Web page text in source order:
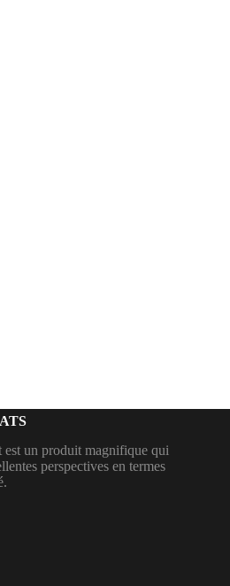
est un produit magnifique qui
perspectives en termes